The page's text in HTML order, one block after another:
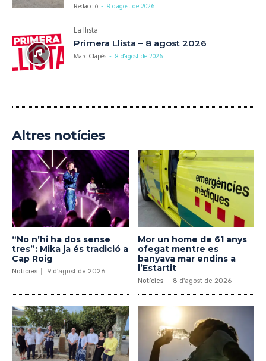
Redacció - 8 d'agost de 2026
La llista
Primera Llista – 8 agost 2026
Marc Clapés - 8 d'agost de 2026
Altres notícies
“No n’hi ha dos sense
tres”: Mika ja és tradició a
Cap Roig
Notícies 9 d'agost de 2026
Mor un home de 61 anys
ofegat mentre es
banyava mar endins a
l’Estartit
Notícies 8 d'agost de 2026